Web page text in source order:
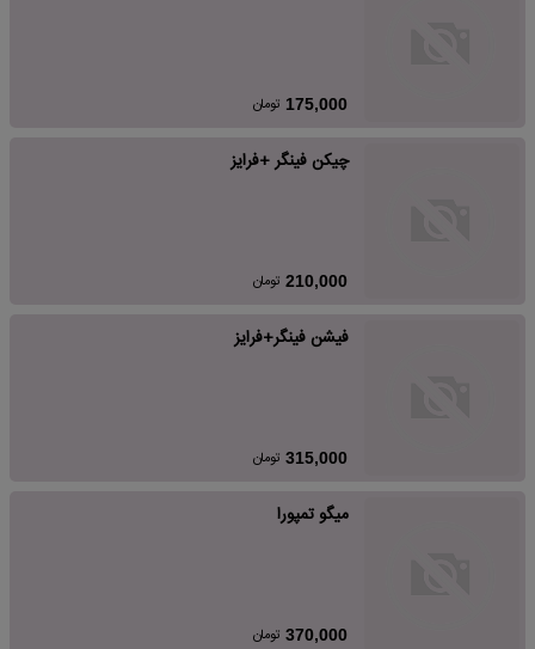
175,000 تومان
چیکن فینگر +فرایز
210,000 تومان
فیشن فینگر+فرایز
315,000 تومان
میگو تمپورا
370,000 تومان